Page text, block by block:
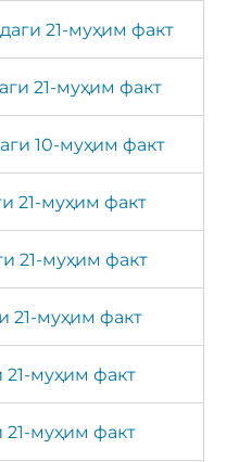
21-муҳим факт
21-муҳим факт
10-муҳим факт
21-муҳим факт
21-муҳим факт
21-муҳим факт
муҳим факт
муҳим факт